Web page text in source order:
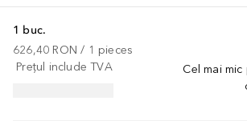
Cel mai
1 buc.
626,40 RON / 1 pieces
Prețul include TVA